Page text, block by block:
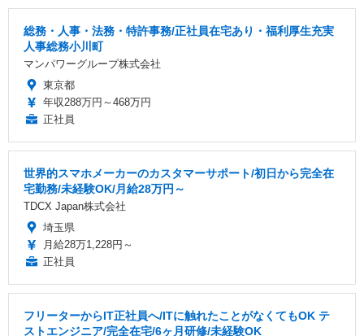
総務・人事・法務・特許事務/正社員在宅あり・福利厚生充実
人事総務小川町
マンパワーグループ株式会社
東京都
年収288万円～468万円
正社員
世界的スマホメーカーのカスタマーサポート/初日から完全在
宅勤務/未経験OK/月給28万円～
TDCX Japan株式会社
埼玉県
月給28万1,228円～
正社員
フリーターからIT正社員へ/ITに触れたことがなくてもOK テ
ストエンジニア/完全在宅/6ヶ月研修/未経験OK